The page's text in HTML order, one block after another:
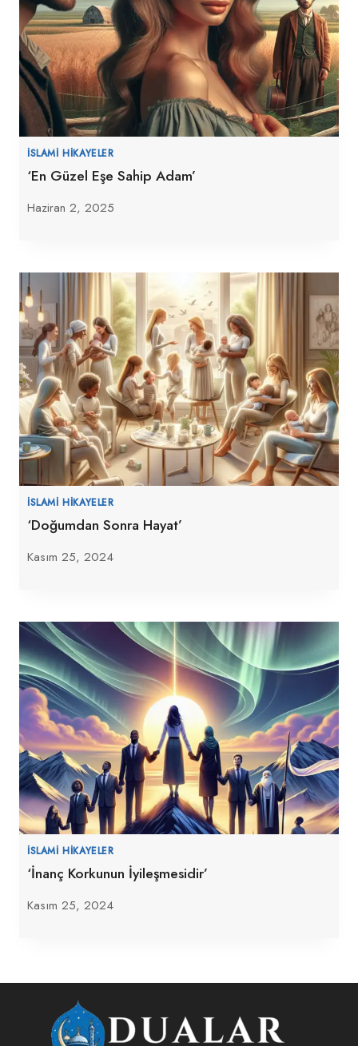
İSLAMI HIKAYELER
‘En Güzel Eşe Sahip Adam’
Haziran 2, 2025
İSLAMI HIKAYELER
‘Doğumdan Sonra Hayat’
Kasım 25, 2024
İSLAMI HIKAYELER
‘İnanç Korkunun İyileşmesidir’
Kasım 25, 2024